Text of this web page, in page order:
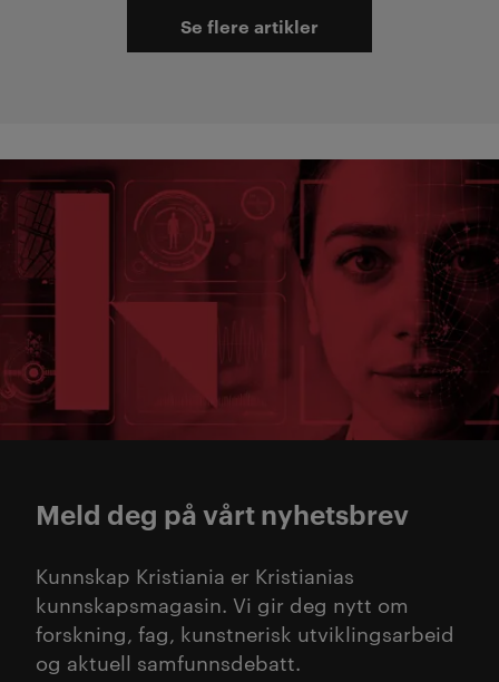
Se flere artikler
Meld deg på vårt nyhetsbrev
Kunnskap Kristiania er Kristianias
kunnskapsmagasin. Vi gir deg nytt om
forskning, fag, kunstnerisk utviklingsarbeid
og aktuell samfunnsdebatt.